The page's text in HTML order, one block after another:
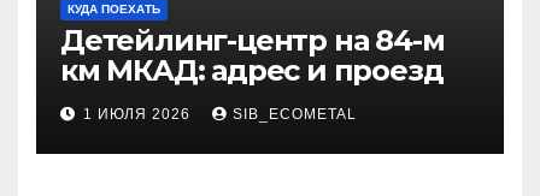
КУДА ПОЕХАТЬ
Детейлинг-центр на 84-м
км МКАД: адрес и проезд
1 ИЮЛЯ 2026 SIB_ECOMETAL